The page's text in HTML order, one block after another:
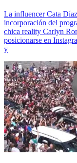
La influencer Cata
incorporación del
chica reality Carlyn
posicionarse en
y